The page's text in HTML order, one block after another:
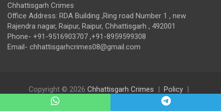
Chhattisgarh Crimes
Office Address: RDA Building ,Ring road Number 1 , new
Rajendra nagar, Raipur, Raipur, Chhattisgarh , 492001
Phone- +91-9516903707 ,+91-8959599308
Email- chhattisgarhcrimes08@gmail.com
Copyright © 2026 Chhattisgarh Crimes
Policy
Theme Horse Proudly Powered by:WordPress